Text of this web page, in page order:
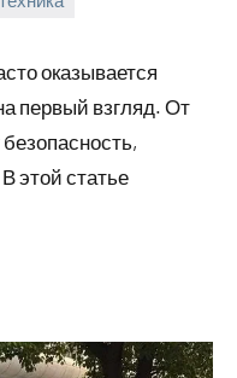
оказывается
первый взгляд. От
этой статье